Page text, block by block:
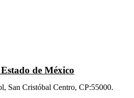
de México
San Cristóbal Centro, CP:55000.